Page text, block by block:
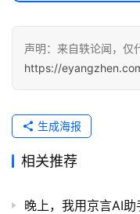
声明：来自轶论闻，仅
https://
生成海报
相关推荐
晚上，我用京言AI